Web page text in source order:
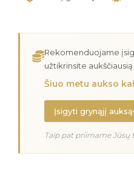
Rekomenduojame
užtikrinsite
Šiuo metu aukso
Įsigyti grynąjį auksą
Taip pat priimame Jūsų